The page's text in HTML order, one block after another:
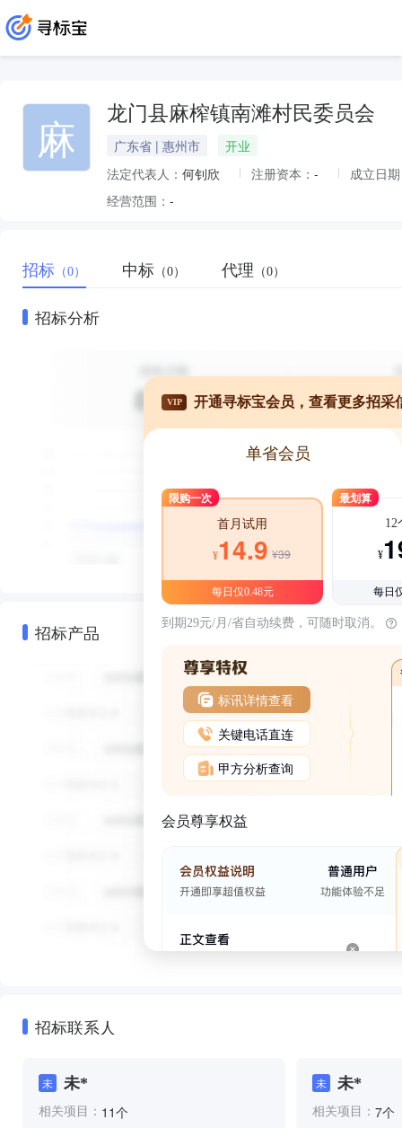
麻 龙门县麻榨镇南滩村民委员会
广东省 | 惠州市
开业
法定代表人： 何钊欣 注册资本： -
成立日
经营范围： -
招标 （0） 中标 （0） 代理 （0）
招标分析
招标产品
VIP 开通寻标宝会员，查看更多招采
单省会员
限购一次
首月试用
¥14.9 ¥39
每日仅0.48元
最划算
12
¥
每日
到期29元/月/省自动续费，可随时取消。
标讯详情查看
关键电话直连
甲方分析查询
会员尊享权益
招标联系人
未 未*
相关项目： 11个
未 未*
相关项目： 7个